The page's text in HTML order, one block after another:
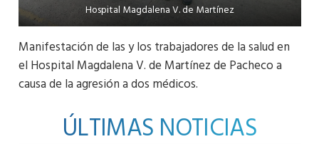
Hospital Magdalena V. de Martínez
Manifestación de las y los trabajadores de la salud en
el Hospital Magdalena V. de Martínez de Pacheco a
causa de la agresión a dos médicos.
ÚLTIMAS NOTICIAS